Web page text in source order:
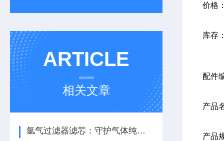
ARTICLE
相关文章
氩气过滤器滤芯：守护气体纯度，保障系统稳定运行
价格
库存
配件
产品
产品